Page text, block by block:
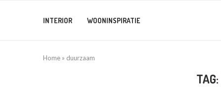
INTERIOR WOONINSPIRATIE
Home » duurzaam
TAG: